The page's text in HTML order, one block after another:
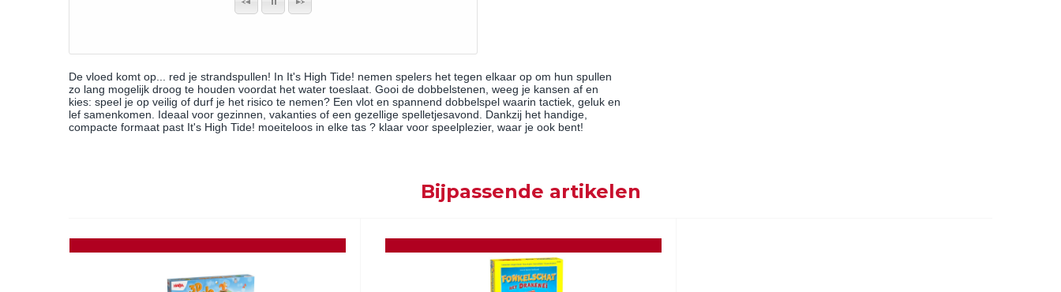
De vloed komt op... red je strandspullen! In It's High Tide! nemen spelers het tegen elkaar op om hun spullen
zo lang mogelijk droog te houden voordat het water toeslaat. Gooi de dobbelstenen, weeg je kansen af en
kies: speel je op veilig of durf je het risico te nemen? Een vlot en spannend dobbelspel waarin tactiek, geluk en
lef samenkomen. Ideaal voor gezinnen, vakanties of een gezellige spelletjesavond. Dankzij het handige,
compacte formaat past It's High Tide! moeiteloos in elke tas ? klaar voor speelplezier, waar je ook bent!
Bijpassende artikelen